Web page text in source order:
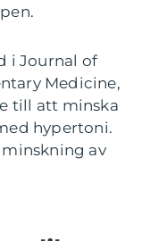
i Journal of
Medicine,
till att minska
hypertoni.
minskning av